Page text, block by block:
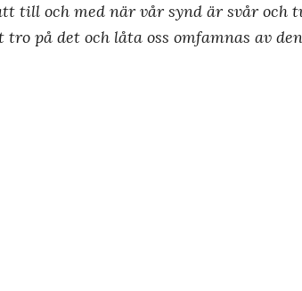
till och med när vår synd är svår
på det och låta oss omfamnas av